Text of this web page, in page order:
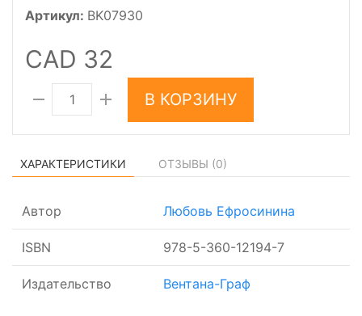
Артикул: BK07930
CAD 32
В КОРЗИНУ
ХАРАКТЕРИСТИКИ ОТЗЫВЫ (0)
Автор Любовь Ефросинина
ISBN 978-5-360-12194-7
Издательство Вентана-Граф